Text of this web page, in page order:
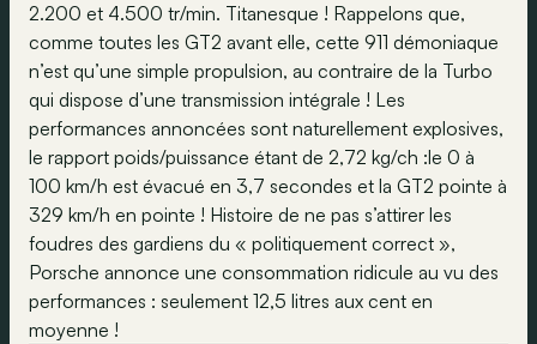
2.200 et 4.500 tr/min. Titanesque ! Rappelons que,
comme toutes les GT2 avant elle, cette 911 démoniaque
n’est qu’une simple propulsion, au contraire de la Turbo
qui dispose d’une transmission intégrale ! Les
performances annoncées sont naturellement explosives,
le rapport poids/puissance étant de 2,72 kg/ch :le 0 à
100 km/h est évacué en 3,7 secondes et la GT2 pointe à
329 km/h en pointe ! Histoire de ne pas s’attirer les
foudres des gardiens du « politiquement correct »,
Porsche annonce une consommation ridicule au vu des
performances : seulement 12,5 litres aux cent en
moyenne !